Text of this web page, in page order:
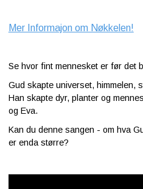
Mer Informajon om Nøkkelen!
Se hvor fint mennesket er før det
Gud skapte universet, himmelen,
Han skapte dyr, planter og
og Eva.
Kan du denne sangen - om hva
er enda større?